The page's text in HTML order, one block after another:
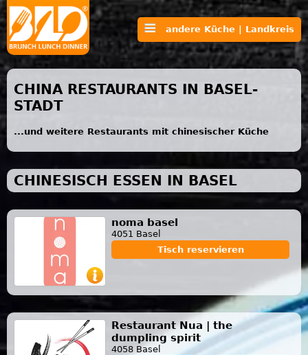
andere Küche | Landkreis
CHINA RESTAURANTS IN BASEL-
STADT
...und weitere Restaurants mit chinesischer Küche
CHINESISCH ESSEN IN BASEL
noma basel
4051 Basel
Tisch reservieren
Restaurant Nua | the
dumpling spirit
4058 Basel